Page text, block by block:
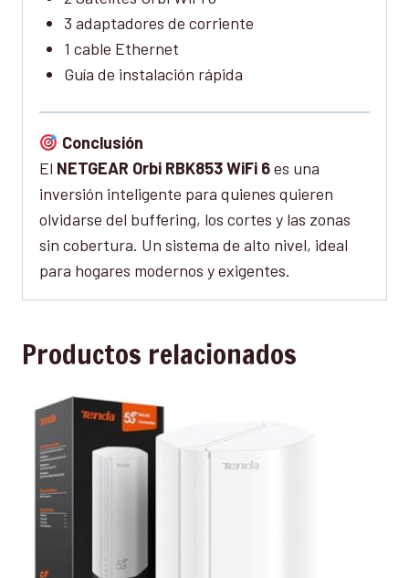
3 adaptadores de corriente
1 cable Ethernet
Guía de instalación rápida
Conclusión
El NETGEAR Orbi RBK853 WiFi 6es una
inversión inteligente para quienes quieren
olvidarse del buffering, los cortes y las zonas
sin cobertura. Un sistema de alto nivel, ideal
para hogares modernos y exigentes.
Productos relacionados